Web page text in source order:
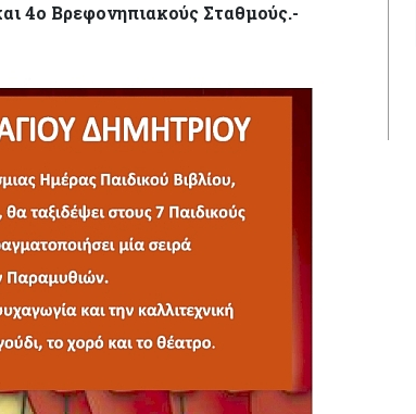
4ο Βρεφονηπιακούς Σταθμούς.-